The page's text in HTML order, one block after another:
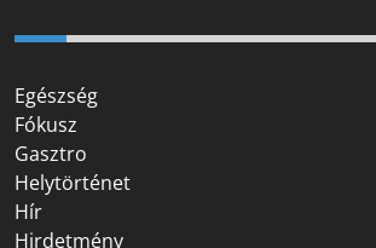
Egészség
Fókusz
Gasztro
Helytörténet
Hír
Hirdetmény